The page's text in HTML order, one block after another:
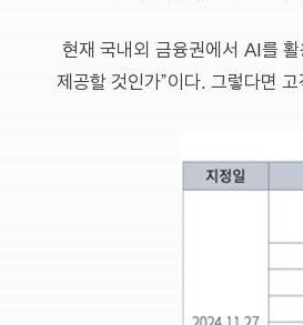
현재 국내외 금융권에서 AI를
제공할 것인가”이다. 그렇다면